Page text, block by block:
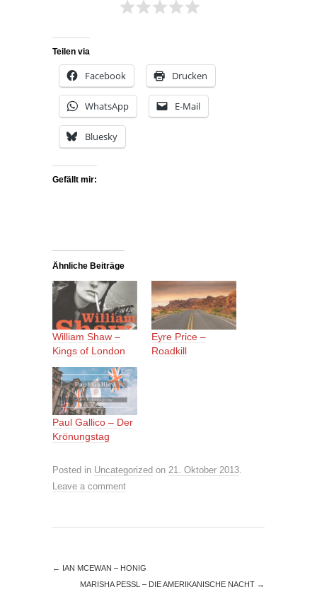
Teilen via
Facebook Drucken
WhatsApp E-Mail
Bluesky
Gefällt mir:
Ähnliche Beiträge
William Shaw –
Kings of London
Eyre Price –
Roadkill
Paul Gallico – Der
Krönungstag
Posted in Uncategorized on 21. Oktober 2013.
Leave a comment
← IAN MCEWAN – HONIG
MARISHA PESSL – DIE AMERIKANISCHE NACHT →